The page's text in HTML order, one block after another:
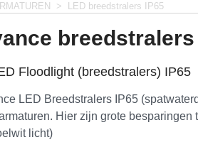
> LED breedstralers IP65
breedstralers
Floodlight (breedstralers) IP65
LED Breedstralers IP65
Hier zijn grote
licht)